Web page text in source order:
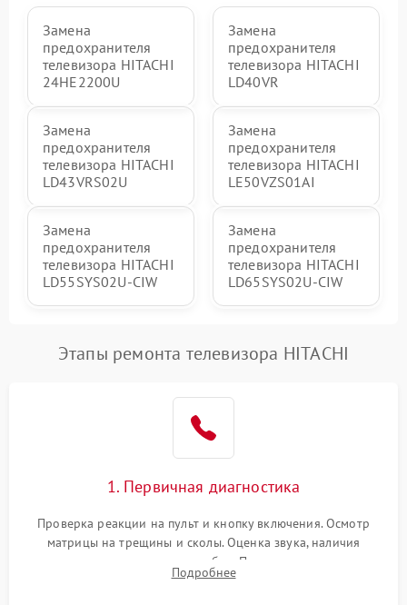
Замена
предохранителя
телевизора HITACHI
24HE2200U
Замена
предохранителя
телевизора HITACHI
LD40VR
Замена
предохранителя
телевизора HITACHI
LD43VRS02U
Замена
предохранителя
телевизора HITACHI
LE50VZS01AI
Замена
предохранителя
телевизора HITACHI
LD55SYS02U-CIW
Замена
предохранителя
телевизора HITACHI
LD65SYS02U-CIW
Этапы ремонта телевизора HITACHI
1. Первичная диагностика
Проверка реакции на пульт и кнопку включения. Осмотр
матрицы на трещины и сколы. Оценка звука, наличия
подсветки и индикаторов ошибок. Подключение тестовых
источников сигнала для выявления симптомов поломки.
Подробнее